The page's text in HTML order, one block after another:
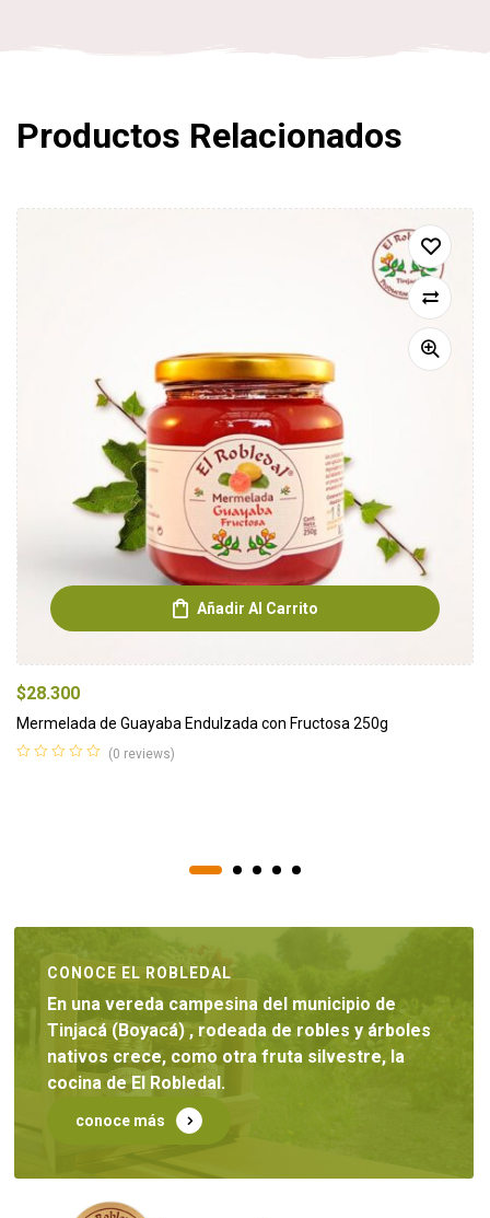
Productos Relacionados
Añadir Al Carrito
$28.300
Mermelada de Guayaba Endulzada con Fructosa 250g
(0 reviews)
CONOCE EL ROBLEDAL
En una vereda campesina del municipio de
Tinjacá (Boyacá) , rodeada de robles y árboles
nativos crece, como otra fruta silvestre, la
cocina de El Robledal.
conoce más